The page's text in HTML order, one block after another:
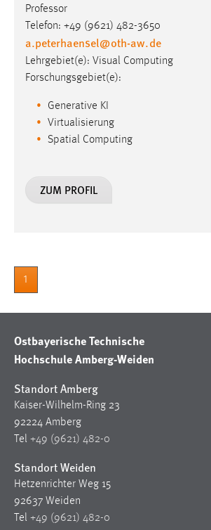
Professor
Telefon: +49 (9621) 482-3650
a.peterhaensel@oth-aw.de
Lehrgebiet(e): Visual Computing
Forschungsgebiet(e):
Generative KI
Virtualisierung
Spatial Computing
ZUM PROFIL
1
Ostbayerische Technische
Hochschule Amberg-Weiden
Standort Amberg
Kaiser-Wilhelm-Ring 23
92224 Amberg
Tel +49 (9621) 482-0
Standort Weiden
Hetzenrichter Weg 15
92637 Weiden
Tel +49 (9621) 482-0